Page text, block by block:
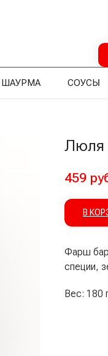
ШАУРМА СОУСЫ
Люля
459
В
Фарш
специи,
Вес: 180